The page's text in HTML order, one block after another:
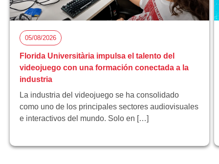
05/08/2026
Florida Universitària impulsa el talento del
videojuego con una formación conectada a la
industria
La industria del videojuego se ha consolidado
como uno de los principales sectores audiovisuales
e interactivos del mundo. Solo en […]